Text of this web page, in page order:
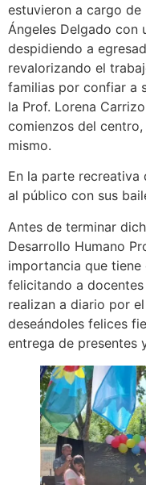
estuvieron a cargo
Ángeles Delgado con
despidiendo a
revalorizando el
familias por confiar a
la Prof. Lorena
comienzos del
mismo.
En la parte recreativa
al público con sus
Antes de terminar
Desarrollo Humano
importancia que
felicitando a
realizan a diario por
deseándoles felices
entrega de presentes